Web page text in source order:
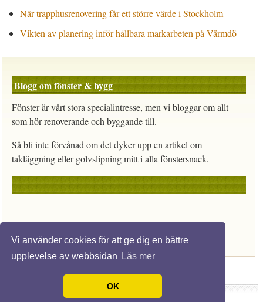
Vi använder cookies för att ge dig en bättre
upplevelse av webbsidan
Läs mer
OK
När trapphusrenovering får ett större värde i Stockholm
Vikten av planering inför hållbara markarbeten på Värmdö
Blogg om fönster & bygg
Fönster är vårt stora specialintresse, men vi bloggar om allt
som hör renoverande och byggande till.
Så bli inte förvånad om det dyker upp en artikel om
takläggning eller golvslipning mitt i alla fönstersnack.